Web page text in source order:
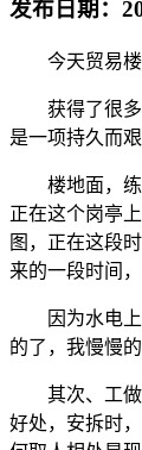
发布日期：
今天贸易楼三
获得了很多实
是一项持久而艰
楼地面，练习
正在这个岗亭
图，正在这段
来的一段时间
因为水电上也
的了，我慢慢
其次、工做不
好处，安拆时